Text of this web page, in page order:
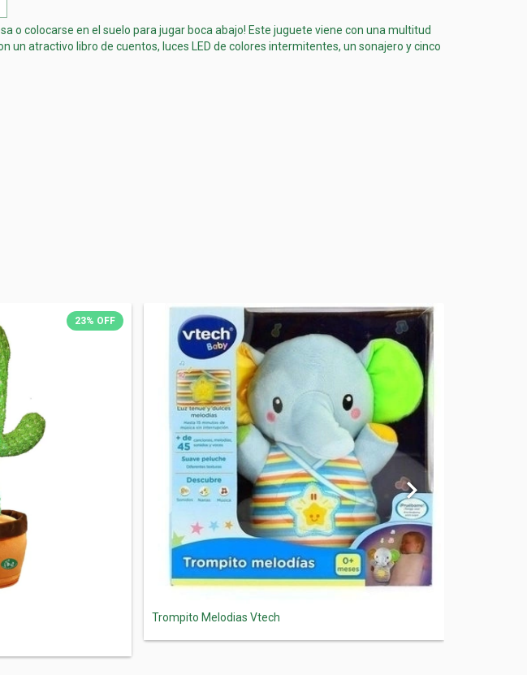
o colocarse en el suelo para jugar boca abajo! Este juguete viene con una multitud
atractivo libro de cuentos, luces LED de colores intermitentes, un sonajero y cinco
23% OFF
Trompito Melodias Vtech